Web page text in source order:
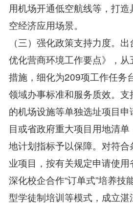
用机场开通低空航线等，打
空经济应用场景。
（三）强化政策支持力度。
优化营商环境工作要点》，
措施，细化为209项工作任务
领域办事标准和服务质效。
的机场设施等单独选址项目
目或省政府重大项目用地清
地计划指标予以保障。对符
业项目，按有关规定申请使
深化校企合作“订单式”培养技
型学徒制培训等模式，成立